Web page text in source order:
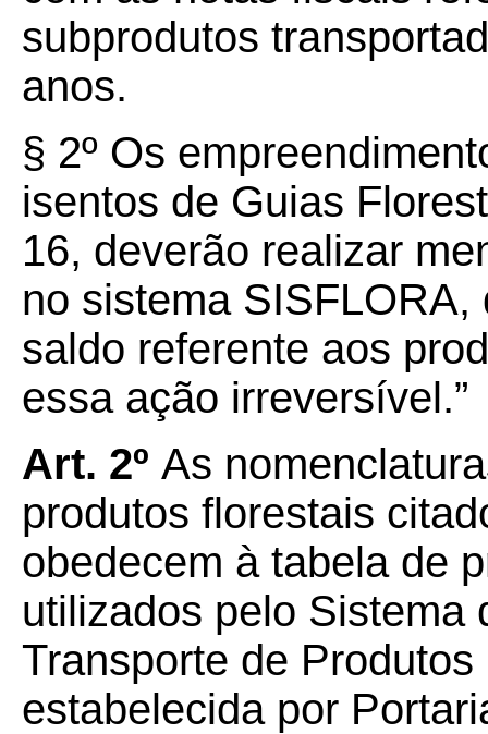
subprodutos
anos.
§ 2º Os
isentos de Guias
16, deverão realizar
no sistema
saldo referente aos
essa ação irreversível.”
Art. 2º As
produtos florestais
obedecem à tabela de
utilizados pelo Sistema
Transporte de
estabelecida por